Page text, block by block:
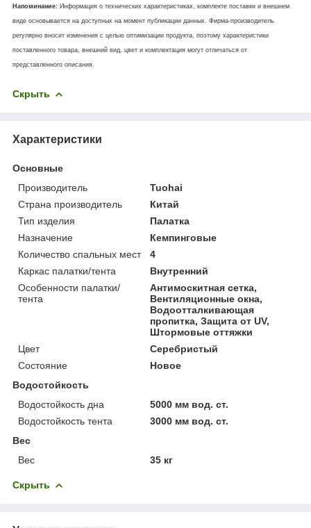
Напоминание: Информация о технических характеристиках, комплекте поставки и внешнем
виде основывается на доступных на момент публикации данных. Фирма-производитель
регулярно вносит изменения с целью оптимизации продукта, поэтому характеристики
поставленного товара, внешний вид, цвет и комплектация могут отличаться от
представленного описания.
Скрыть
Характеристики
Основные
Производитель
Tuohai
Страна производитель
Китай
Тип изделия
Палатка
Назначение
Кемпинговые
Количество спальных мест
4
Каркас палатки/тента
Внутренний
Особенности палатки/
тента
Антимоскитная сетка,
Вентиляционные окна,
Водоотталкивающая
пропитка, Защита от UV,
Штормовые оттяжки
Цвет
Серебристый
Состояние
Новое
Водостойкость
Водостойкость дна
5000 мм вод. ст.
Водостойкость тента
3000 мм вод. ст.
Вес
Вес
35 кг
Скрыть